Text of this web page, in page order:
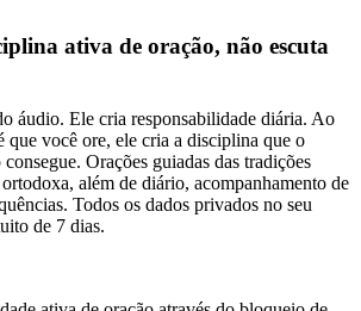
ativa de oração, não escuta
áudio. Ele cria responsabilidade diária. Ao
que você ore, ele cria a disciplina que o
Orações guiadas das tradições
além de diário, acompanhamento de
Todos os dados privados no seu
de 7 dias.